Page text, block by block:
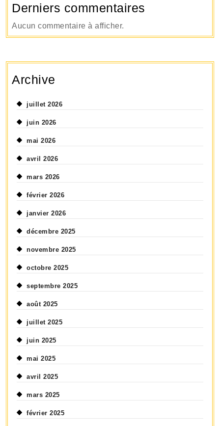
Derniers commentaires
Aucun commentaire à afficher.
Archive
juillet 2026
juin 2026
mai 2026
avril 2026
mars 2026
février 2026
janvier 2026
décembre 2025
novembre 2025
octobre 2025
septembre 2025
août 2025
juillet 2025
juin 2025
mai 2025
avril 2025
mars 2025
février 2025